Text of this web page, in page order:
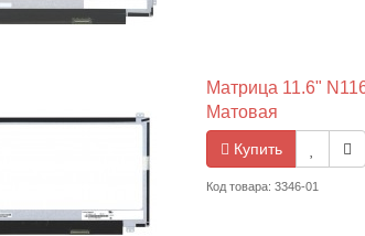
Матрица 11.6"
Матовая
Купить
Код товара: 3346-01